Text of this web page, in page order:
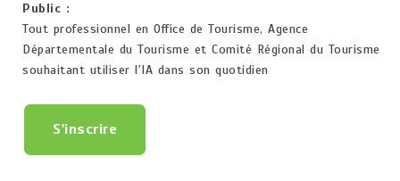
Public :
Tout professionnel en Office de Tourisme, Agence
Départementale du Tourisme et Comité Régional du Tourisme
souhaitant utiliser l'IA dans son quotidien
S'inscrire